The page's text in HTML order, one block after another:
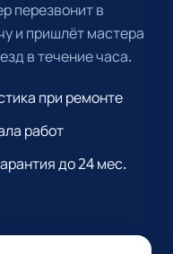
перезвонит в
и пришлёт мастера
в течение часа.
при ремонте
работ
до 24 мес.